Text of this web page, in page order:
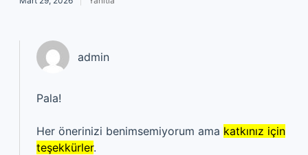
admin
Pala!
Her önerinizi benimsemiyorum ama katkınız için
teşekkürler.